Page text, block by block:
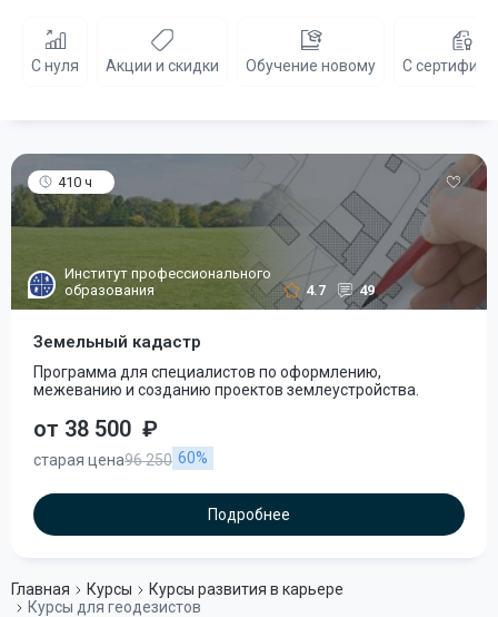
С нуля Акции и скидки Обучение новому С
410 ч
Институт профессионального
образования
4.7 49
Земельный кадастр
Программа для специалистов по оформлению,
межеванию и созданию проектов землеустройства.
от 38 500 ₽
старая цена96 250 60%
Подробнее
Главная Курсы
Курсы развития в карьере
Курсы для геодезистов